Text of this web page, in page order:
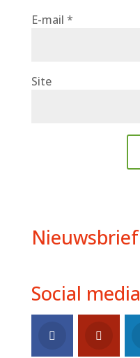
E-mail *
Site
Nieuwsbrief
Social media